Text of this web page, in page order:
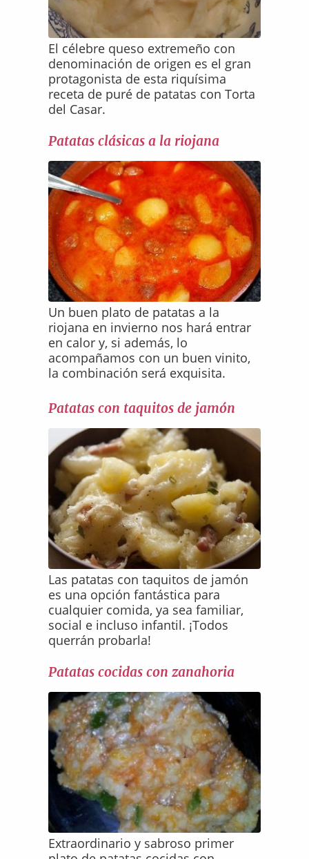
El célebre queso extremeño con
denominación de origen es el gran
protagonista de esta riquísima
receta de puré de patatas con Torta
del Casar.
Patatas clásicas a la riojana
Un buen plato de patatas a la
riojana en invierno nos hará entrar
en calor y, si además, lo
acompañamos con un buen vinito,
la combinación será exquisita.
Patatas con taquitos de jamón
Las patatas con taquitos de jamón
es una opción fantástica para
cualquier comida, ya sea familiar,
social e incluso infantil. ¡Todos
querrán probarla!
Patatas cocidas con zanahoria
Extraordinario y sabroso primer